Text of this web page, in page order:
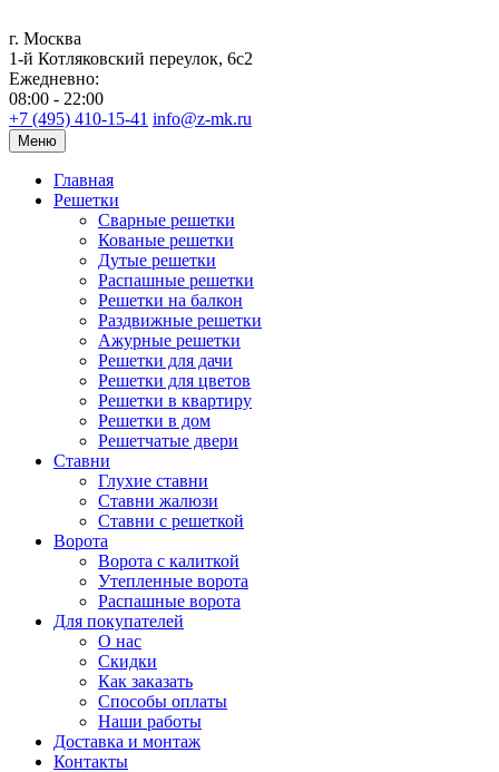
г. Москва
1-й Котляковский переулок, 6с2
Ежедневно:
08:00 - 22:00
+7 (495) 410-15-41 info@z-mk.ru
Меню
Главная
Решетки
Сварные решетки
Кованые решетки
Дутые решетки
Распашные решетки
Решетки на балкон
Раздвижные решетки
Ажурные решетки
Решетки для дачи
Решетки для цветов
Решетки в квартиру
Решетки в дом
Решетчатые двери
Ставни
Глухие ставни
Ставни жалюзи
Ставни с решеткой
Ворота
Ворота с калиткой
Утепленные ворота
Распашные ворота
Для покупателей
О нас
Скидки
Как заказать
Способы оплаты
Наши работы
Доставка и монтаж
Контакты